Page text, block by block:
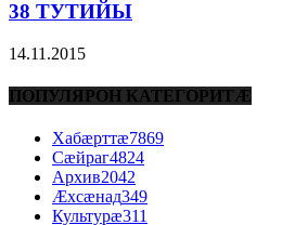
38 ТУТИЙЫ
14.11.2015
ПОПУЛЯРОН КАТЕГОРИТÆ
Хабæрттæ7869
Сæйраг4824
Архив2042
Æхсæнад349
Культурæ311